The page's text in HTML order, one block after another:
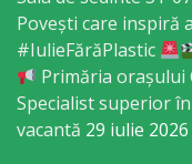
Deciziile
Consiliului
Consiliul
Povești care inspiră
#IulieFărăPlastic
Primăria orașului
Specialist superior
vacantă 29 iulie 2026